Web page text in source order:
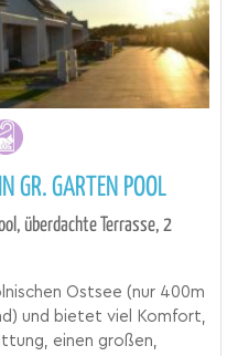
GR. GARTEN POOL
überdachte Terrasse, 2
Ostsee (nur 400m
und bietet viel Komfort,
einen großen,